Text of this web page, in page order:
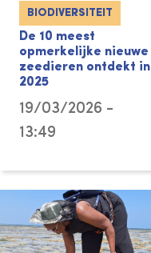
BIODIVERSITEIT
De 10 meest
opmerkelijke nieuwe
zeedieren ontdekt in
2025
19/03/2026 -
13:49